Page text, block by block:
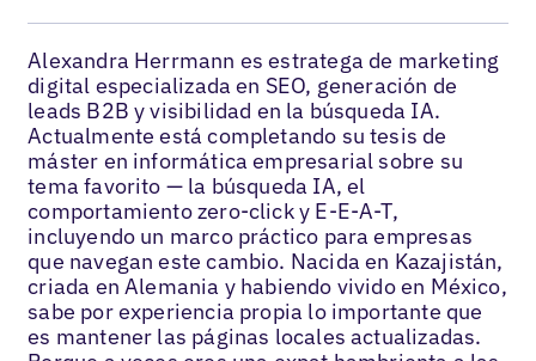
Alexandra Herrmann es estratega de marketing
digital especializada en SEO, generación de
leads B2B y visibilidad en la búsqueda IA.
Actualmente está completando su tesis de
máster en informática empresarial sobre su
tema favorito — la búsqueda IA, el
comportamiento zero-click y E-E-A-T,
incluyendo un marco práctico para empresas
que navegan este cambio. Nacida en Kazajistán,
criada en Alemania y habiendo vivido en México,
sabe por experiencia propia lo importante que
es mantener las páginas locales actualizadas.